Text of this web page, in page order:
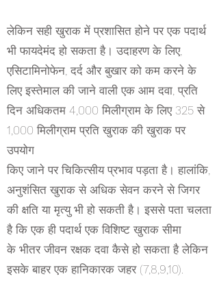
लेकिन सही खुराक में प्रशासित होने पर एक पदार्थ
भी फायदेमंद हो सकता है। उदाहरण के लिए,
एसिटामिनोफेन, दर्द और बुखार को कम करने के
लिए इस्तेमाल की जाने वाली एक आम दवा, प्रति
दिन अधिकतम 4,000 मिलीग्राम के लिए 325 से
1,000 मिलीग्राम प्रति खुराक की खुराक पर
उपयोग
किए जाने पर चिकित्सीय प्रभाव पड़ता है। हालांकि,
अनुशंसित खुराक से अधिक सेवन करने से जिगर
की क्षति या मृत्यु भी हो सकती है। इससे पता चलता
है कि एक ही पदार्थ एक विशिष्ट खुराक सीमा
के भीतर जीवन रक्षक दवा कैसे हो सकता है लेकिन
इसके बाहर एक हानिकारक जहर (7,8,9,10).